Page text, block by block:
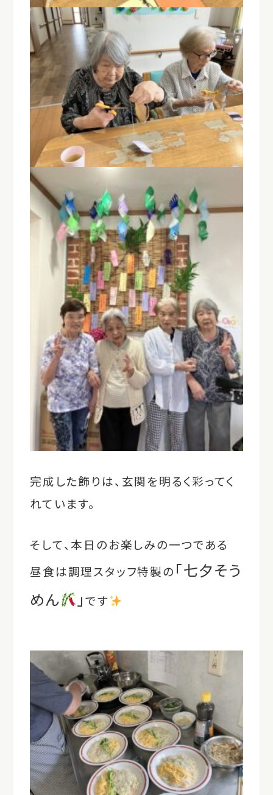
完成した飾りは、玄関を明るく彩ってく
れています。
そして、本日のお楽しみの一つである
昼食は調理スタッフ特製の 「七夕そう
めん
」です